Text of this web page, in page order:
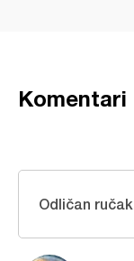
Komentari
Odličan